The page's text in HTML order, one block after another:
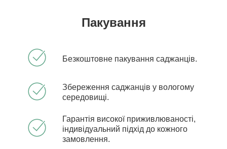
Пакування
Безкоштовне пакування саджанців.
Збереження саджанців у вологому
середовищі.
Гарантія високої приживлюваності,
індивідуальний підхід до кожного
замовлення.